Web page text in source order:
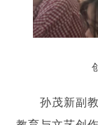
孙茂新副